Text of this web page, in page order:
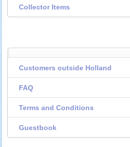
Collector Items
Customers outside Holland
FAQ
Terms and Conditions
Guestbook